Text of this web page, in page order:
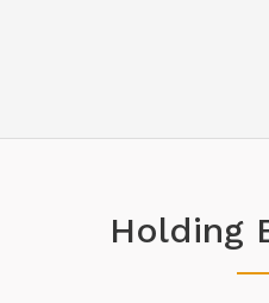
Holding